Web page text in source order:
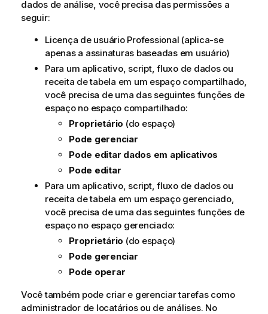
dados de análise, você precisa das permissões a
seguir:
Licença de usuário Professional (aplica-se
apenas a assinaturas baseadas em usuário)
Para um aplicativo, script, fluxo de dados ou
receita de tabela em um espaço compartilhado,
você precisa de uma das seguintes funções de
espaço no espaço compartilhado:
Proprietário (do espaço)
Pode gerenciar
Pode editar dados em aplicativos
Pode editar
Para um aplicativo, script, fluxo de dados ou
receita de tabela em um espaço gerenciado,
você precisa de uma das seguintes funções de
espaço no espaço gerenciado:
Proprietário (do espaço)
Pode gerenciar
Pode operar
Você também pode criar e gerenciar tarefas como
administrador de locatários ou de análises. No